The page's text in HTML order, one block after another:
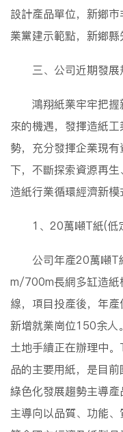
設計產品單位，新鄉
業黨建示範點，新鄉縣
三、公司近期發展
鴻翔紙業牢牢把握
來的機遇，發揮造紙
勢，充分發揮企業現
下，不斷探索資源再
造紙行業循環經濟新模
1、20萬噸T紙(低定
公司年產20萬噸T
m/700m長網多缸造紙
線，項目投產後，年
新增就業崗位150余人
土地手續正在辦理中
品的主要用紙，是目前
綠色化發展趨勢主導
主導向以品質、功能、